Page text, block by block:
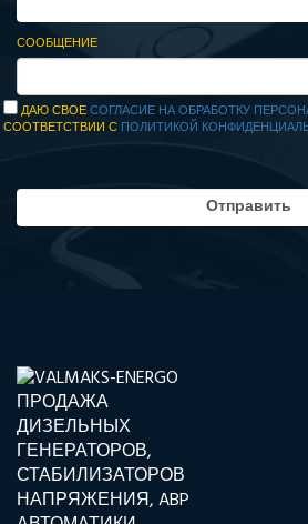
СООБЩЕНИЕ
ДАЮ СВОЕСОГЛАСИЕ НА ОБРАБОТКУ
СООТВЕТСТВИИ С ПОЛИТИКОЙ